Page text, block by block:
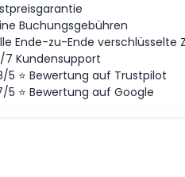
Buchungsgebühren
Ende-zu-Ende verschlüsselte
7 Kundensupport
5 ⭐ Bewertung auf Trustpilot
5 ⭐ Bewertung auf Google